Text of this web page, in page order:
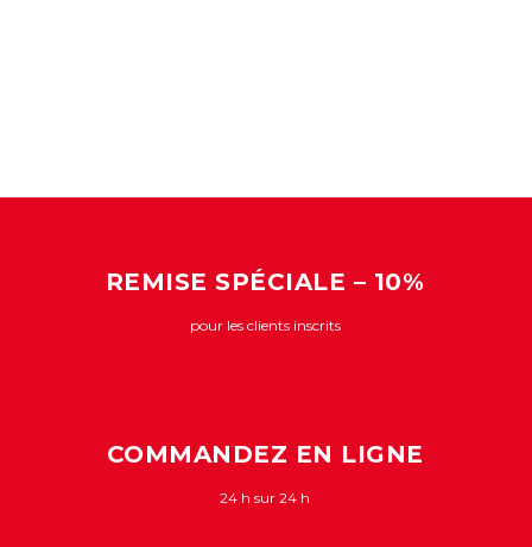
REMISE SPÉCIALE – 10%
pour les clients inscrits
COMMANDEZ EN LIGNE
24 h sur 24 h